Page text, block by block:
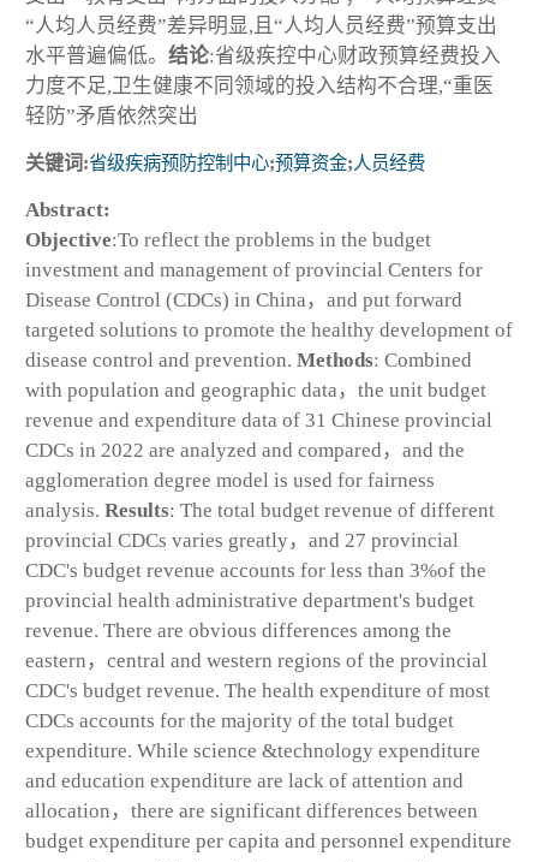
“人均人员经费”差异明显,且“人均人员经费”预算支出
水平普遍偏低。 结论:省级疾控中心财政预算经费投入
力度不足,卫生健康不同领域的投入结构不合理,“重医
轻防”矛盾依然突出
关键词:省级疾病预防控制中心;预算资金;人员经费
Abstract:
Objective:To reflect the problems in the budget
investment and management of provincial Centers for
Disease Control (CDCs) in China，and put forward
targeted solutions to promote the healthy development of
disease control and prevention. Methods: Combined
with population and geographic data，the unit budget
revenue and expenditure data of 31 Chinese provincial
CDCs in 2022 are analyzed and compared，and the
agglomeration degree model is used for fairness
analysis. Results: The total budget revenue of different
provincial CDCs varies greatly，and 27 provincial
CDC's budget revenue accounts for less than 3%of the
provincial health administrative department's budget
revenue. There are obvious differences among the
eastern，central and western regions of the provincial
CDC's budget revenue. The health expenditure of most
CDCs accounts for the majority of the total budget
expenditure. While science &technology expenditure
and education expenditure are lack of attention and
allocation，there are significant differences between
budget expenditure per capita and personnel expenditure